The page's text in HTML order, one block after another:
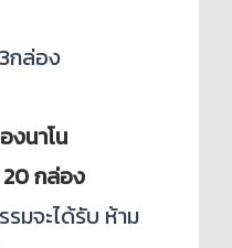
กล่อง
นาโน
กล่อง
รมจะได้รับ ห้าม